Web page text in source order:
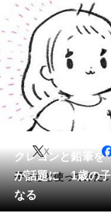
TOP
エンタメ
グルメ
住まい
会員記事
メディア
注目記事を集めた
クレヨンと鉛筆を
が話題に 1歳の子
なる
X
子どもと使ってみた